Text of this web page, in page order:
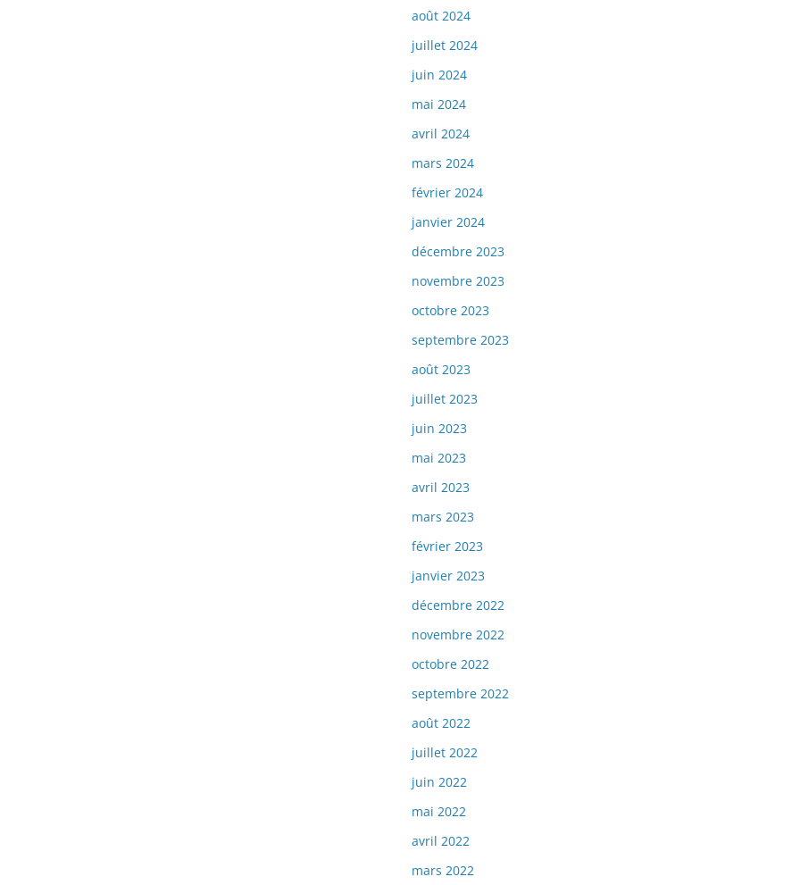
août 2024
juillet 2024
juin 2024
mai 2024
avril 2024
mars 2024
février 2024
janvier 2024
décembre 2023
novembre 2023
octobre 2023
septembre 2023
août 2023
juillet 2023
juin 2023
mai 2023
avril 2023
mars 2023
février 2023
janvier 2023
décembre 2022
novembre 2022
octobre 2022
septembre 2022
août 2022
juillet 2022
juin 2022
mai 2022
avril 2022
mars 2022